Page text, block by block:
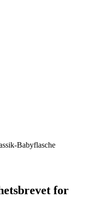
Babyflasche
for